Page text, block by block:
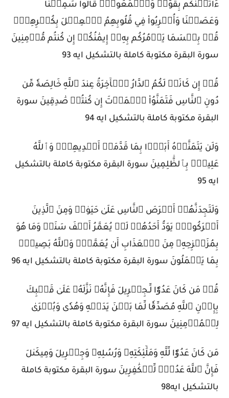
ءَاتَيۡنَٰكُم بِقُوَّةٖ وَٱسۡمَعُواْۖ قَالُواْ سَمِعۡنَا
وَعَصَيۡنَا وَأُشۡرِبُواْ فِي قُلُوبِهِمُ ٱلۡعِجۡلَ بِكُفۡرِهِمۡۚ
قُلۡ بِئۡسَمَا يَأۡمُرُكُم بِهِۦٓ إِيمَٰنُكُمۡ إِن كُنتُم مُّؤۡمِنِينَ
سورة البقرة مكتوبة كاملة بالتشكيل ايه 93
قُلۡ إِن كَانَتۡ لَكُمُ ٱلدَّارُ ٱلۡأٓخِرَةُ عِندَ ٱللَّهِ خَالِصَةٗ مِّن
دُونِ ٱلنَّاسِ فَتَمَنَّوُاْ ٱلۡمَوۡتَ إِن كُنتُمۡ صَٰدِقِينَ سورة
البقرة مكتوبة كاملة بالتشكيل ايه 94
وَلَن يَتَمَنَّوۡهُ أَبَدَۢا بِمَا قَدَّمَتۡ أَيۡدِيهِمۡۚ وَٱللَّهُ
عَلِيمُۢ بِٱلظَّٰلِمِينَ سورة البقرة مكتوبة كاملة بالتشكيل
ايه 95
وَلَتَجِدَنَّهُمۡ أَحۡرَصَ ٱلنَّاسِ عَلَىٰ حَيَوٰةٖ وَمِنَ ٱلَّذِينَ
أَشۡرَكُواْۚ يَوَدُّ أَحَدُهُمۡ لَوۡ يُعَمَّرُ أَلۡفَ سَنَةٖ وَمَا هُوَ
بِمُزَحۡزِحِهِۦ مِنَ ٱلۡعَذَابِ أَن يُعَمَّرَۗ وَٱللَّهُ بَصِيرُۢ
بِمَا يَعۡمَلُونَ سورة البقرة مكتوبة كاملة بالتشكيل ايه 96
قُلۡ مَن كَانَ عَدُوّٗا لِّـجِبۡرِيلَ فَإِنَّهُۥ نَزَّلَهُۥ عَلَىٰ قَلۡبِكَ
بِإِذۡنِ ٱللَّهِ مُصَدِّقٗا لِّمَا بَيۡنَ يَدَيۡهِ وَهُدٗى وَبُشۡرَىٰ
لِلۡمُؤۡمِنِينَ سورة البقرة مكتوبة كاملة بالتشكيل ايه 97
مَن كَانَ عَدُوّٗا لِّلَّهِ وَمَلَٰٓئِكَتِهِۦ وَرُسُلِهِۦ وَجِبۡرِيلَ وَمِيكَىٰلَ
فَإِنَّ ٱللَّهَ عَدُوّٞ لِّلۡكَٰفِرِينَ سورة البقرة مكتوبة كاملة
بالتشكيل ايه98